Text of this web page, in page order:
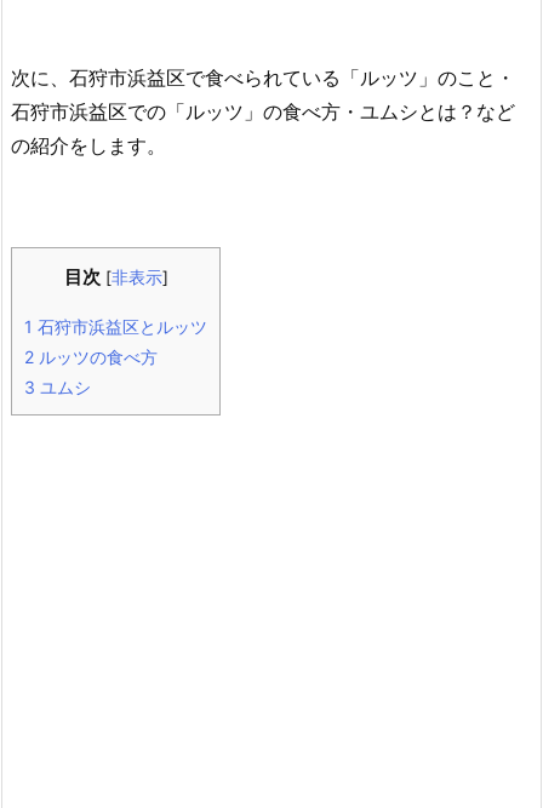
次に、石狩市浜益区で食べられている「ルッツ」のこと・
石狩市浜益区での「ルッツ」の食べ方・ユムシとは？など
の紹介をします。
目次 [非表示]
1 石狩市浜益区とルッツ
2 ルッツの食べ方
3 ユムシ